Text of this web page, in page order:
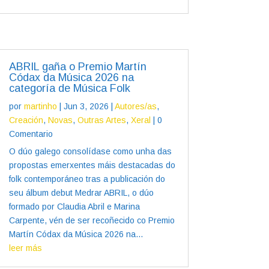
ABRIL gaña o Premio Martín
Códax da Música 2026 na
categoría de Música Folk
por martinho Jun 3, 2026 Autores/as,
Creación, Novas, Outras Artes, Xeral
| 0
Comentario
O dúo galego consolídase como unha das
propostas emerxentes máis destacadas do
folk contemporáneo tras a publicación do
seu álbum debut Medrar ABRIL, o dúo
formado por Claudia Abril e Marina
Carpente, vén de ser recoñecido co Premio
Martín Códax da Música 2026 na...
leer más